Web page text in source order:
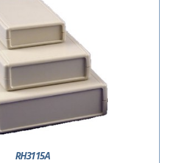
RH3115A